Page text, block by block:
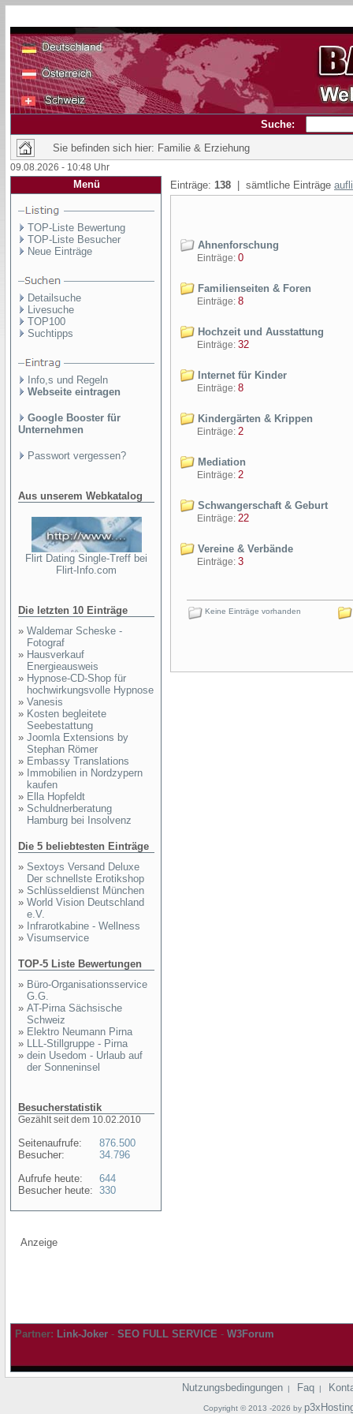
Suche:
Sie befinden sich hier: Familie & Erziehung
09.08.2026 - 10:48 Uhr
Menü
TOP-Liste Bewertung
TOP-Liste Besucher
Neue Einträge
Detailsuche
Livesuche
TOP100
Suchtipps
Info,s und Regeln
Webseite eintragen
Google Booster für
Unternehmen
Passwort vergessen?
Aus unserem Webkatalog
Flirt Dating Single-Treff bei
Flirt-Info.com
Die letzten 10 Einträge
» Waldemar Scheske -
Fotograf
» Hausverkauf
Energieausweis
» Hypnose-CD-Shop für
hochwirkungsvolle Hypnose
» Vanesis
» Kosten begleitete
Seebestattung
» Joomla Extensions by
Stephan Römer
» Embassy Translations
» Immobilien in Nordzypern
kaufen
» Ella Hopfeldt
» Schuldnerberatung
Hamburg bei Insolvenz
Die 5 beliebtesten Einträge
» Sextoys Versand Deluxe
Der schnellste Erotikshop
» Schlüsseldienst München
» World Vision Deutschland
e.V.
» Infrarotkabine - Wellness
» Visumservice
TOP-5 Liste Bewertungen
» Büro-Organisationsservice
G.G.
» AT-Pirna Sächsische
Schweiz
» Elektro Neumann Pirna
» LLL-Stillgruppe - Pirna
» dein Usedom - Urlaub auf
der Sonneninsel
Besucherstatistik
Gezählt seit dem 10.02.2010
Seitenaufrufe:
Besucher:
Aufrufe heute:
Besucher heute:
876.500
34.796
644
330
Einträge: 138 | sämtliche Einträge
Ahnenforschung
Einträge: 0
Familienseiten & Foren
Einträge: 8
Hochzeit und Ausstattung
Einträge: 32
Internet für Kinder
Einträge: 8
Kindergärten & Krippen
Einträge: 2
Mediation
Einträge: 2
Schwangerschaft & Geburt
Einträge: 22
Vereine & Verbände
Einträge: 3
Keine Einträge vorhanden
Anzeige
Partner: Link-Joker - SEO FULL SERVICE - W3Forum
Nutzungsbedingungen | Faq |
Copyright © 2013 -2026 by